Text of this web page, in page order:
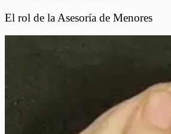
El rol de la Asesoría de Menores